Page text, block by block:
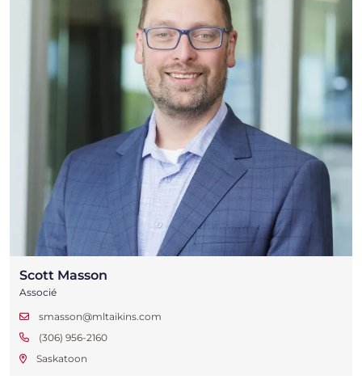
Scott Masson
Associé
smasson@mltaikins.com
(306) 956-2160
Saskatoon